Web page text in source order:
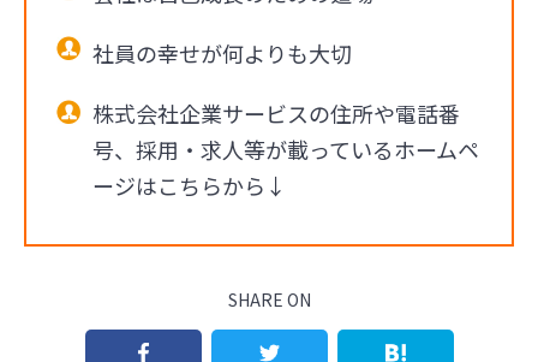
社員の幸せが何よりも大切
株式会社企業サービスの住所や電話番
号、採用・求人等が載っているホームペ
ージはこちらから↓
SHARE ON